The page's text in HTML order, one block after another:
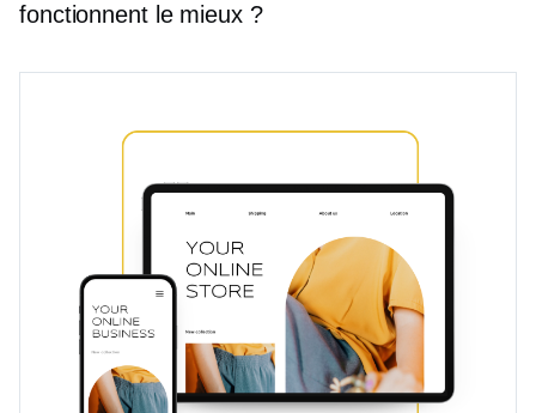
fonctionnent le mieux ?